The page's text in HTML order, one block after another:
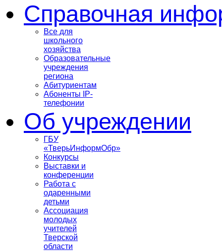
Справочная
Все для
школьного
хозяйства
Образовательные
учреждения
региона
Абитуриентам
Абоненты IP-
телефонии
Об учреждении
ГБУ
«ТверьИнформОбр»
Конкурсы
Выставки и
конференции
Работа с
одаренными
детьми
Ассоциация
молодых
учителей
Тверской
области